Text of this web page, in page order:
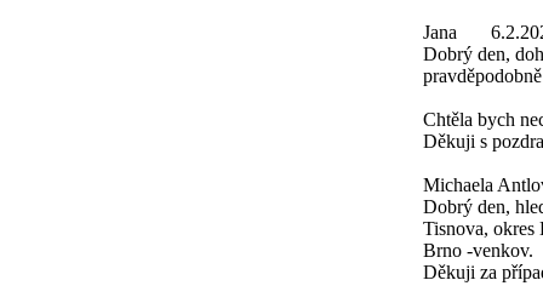
Jana
Dobrý den,
Chtěla bych
Děkuji s
Michaela
Dobrý den,
Tisnova, okres
Brno -venkov.
Děkuji za